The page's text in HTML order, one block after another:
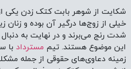
شکایت از شوهر بابت کتک زدن یکی
خیلی از زوج‌ها درگیر آن بوده و زنان
شدت رنج می‌برند و در نهایت به
این موضوع هستند. تیم مسترداد با
زمینه‌ دعاوی‌های حقوقی از جمله